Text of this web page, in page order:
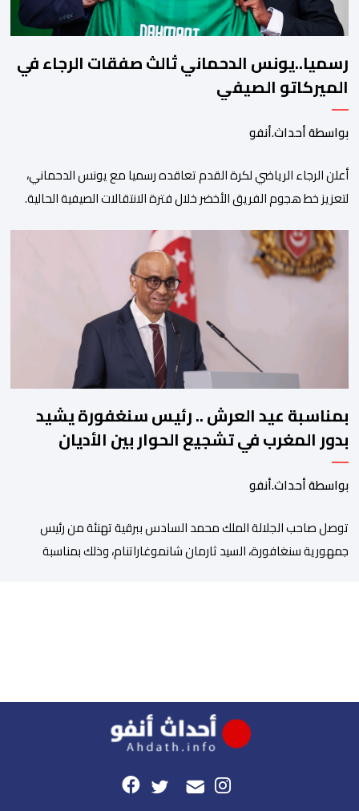
رسميا..يونس الدحماني ثالث صفقات الرجاء في
الميركاتو الصيفي
بواسطة أحداث.أنفو
أعلن الرجاء الرياضي لكرة القدم تعاقده رسميا مع يونس الدحماني،
لتعزيز خط هجوم الفريق الأخضر خلال فترة الانتقالات الصيفية الحالية. ​
حيث يعول عليه الطاقم التقني للرجاء لتقديم الإضافة المرجوة في
المسابقات المحلية والقارية المقبلة. ​وجاء هذا التعاقد بعد أداء لافت
قدمه اللاعب برفقة اتحاد […]
بمناسبة عيد العرش .. رئيس سنغفورة يشيد
بدور المغرب في تشجيع الحوار بين الأديان
بواسطة أحداث.أنفو
توصل صاحب الجلالة الملك محمد السادس ببرقية تهنئة من رئيس
جمهورية سنغافورة، السيد ثارمان شانموغاراتنام، وذلك بمناسبة